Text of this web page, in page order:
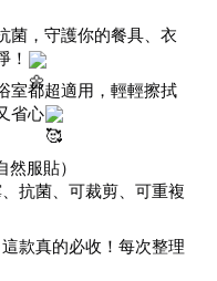
菌，守護你的餐具、衣
！
室都超適用，輕輕擦拭
省心
然服貼）
抗菌、可裁剪、可重複
款真的必收！每次整理